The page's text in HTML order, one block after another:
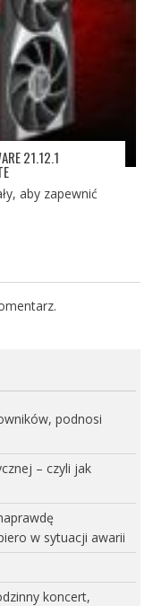
21.12.1
aby zapewnić
podnosi
– czyli jak
w sytuacji awarii
koncert,